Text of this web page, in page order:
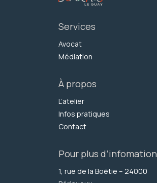
Services
Avocat
Médiation
À propos
L’atelier
Infos pratiques
Contact
Pour plus d’infomation
1, rue de la Boëtie – 24000